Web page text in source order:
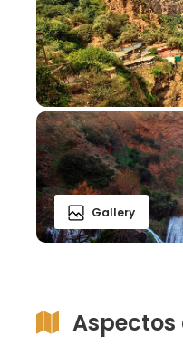
Gallery